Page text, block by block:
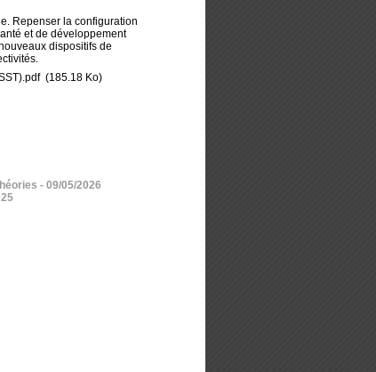
Repenser la configuration
et de développement
dispositifs de
(185.18 Ko)
- 09/05/2026